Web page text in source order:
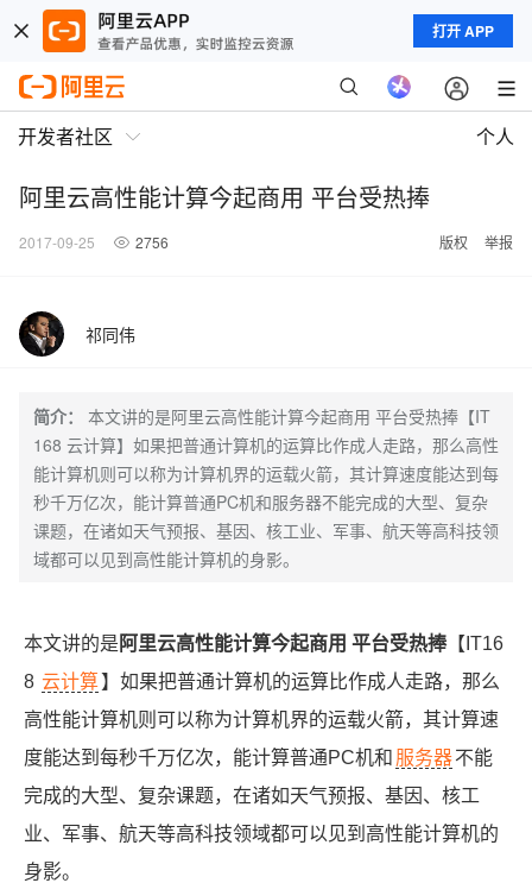
打开 APP
开发者社区 个人
阿里云高性能计算今起商用 平台受热捧
2017-09-25 2756 版权 举报
祁同伟
简介：
本文讲的是阿里云高性能计算今起商用 平台受热捧【IT
168 云计算】如果把普通计算机的运算比作成人走路，那么高性
能计算机则可以称为计算机界的运载火箭，其计算速度能达到每
秒千万亿次，能计算普通PC机和服务器不能完成的大型、复杂
课题，在诸如天气预报、基因、核工业、军事、航天等高科技领
域都可以见到高性能计算机的身影。
本文讲的是 阿里云高性能计算今起商用 平台受热捧【IT16
8 云计算】如果把普通计算机的运算比作成人走路，那么
高性能计算机则可以称为计算机界的运载火箭，其计算速
度能达到每秒千万亿次，能计算普通PC机和 服务器不能
完成的大型、复杂课题，在诸如天气预报、基因、核工
业、军事、航天等高科技领域都可以见到高性能计算机的
身影。